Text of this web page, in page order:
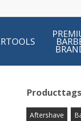
Producttags
Aftershave